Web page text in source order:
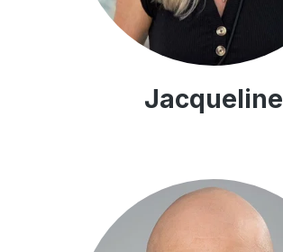
Jacqueline